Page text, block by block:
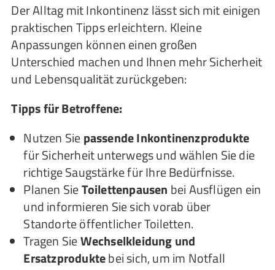
Der Alltag mit Inkontinenz lässt sich mit einigen
praktischen Tipps erleichtern. Kleine
Anpassungen können einen großen
Unterschied machen und Ihnen mehr Sicherheit
und Lebensqualität zurückgeben:
Tipps für Betroffene:
Nutzen Siepassende Inkontinenzprodukte
für Sicherheit unterwegs und wählen Sie die
richtige Saugstärke für Ihre Bedürfnisse.
Planen SieToilettenpausen bei Ausflügen ein
und informieren Sie sich vorab über
Standorte öffentlicher Toiletten.
Tragen SieWechselkleidung und
Ersatzproduktebei sich, um im Notfall